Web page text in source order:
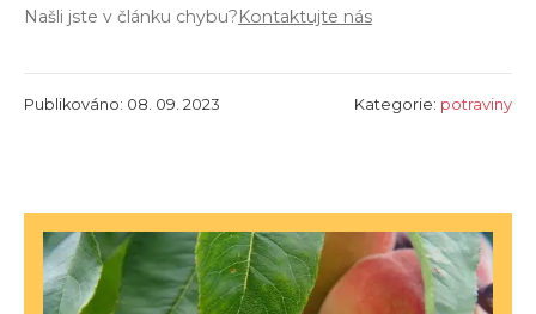
Našli jste v článku chybu?Kontaktujte nás
Publikováno: 08. 09. 2023 Kategorie: potraviny